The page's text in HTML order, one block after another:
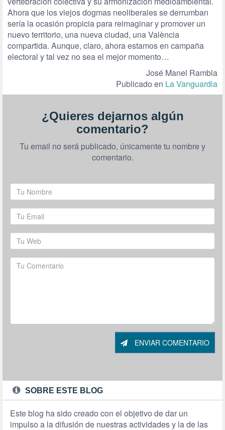
Ahora que los viejos dogmas neoliberales se derrumban
sería la ocasión propicia para reimaginar y promover un
nuevo territorio, una nueva ciudad, una València
compartida. Aunque, claro, ahora estamos en campaña
electoral y tal vez no sea el mejor momento…
José Manel Rambla
Publicado en La Vanguardia
¿Quieres dejarnos algún
comentario?
Tu email no será publicado, únicamente tu nombre y
comentario.
ENVIAR COMENTARIO
SOBRE ESTE BLOG
Este blog ha sido creado con el objetivo de dar un
impulso a la difusión de nuestras actividades y la de las